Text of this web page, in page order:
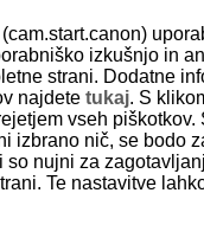
beline
beline
izkušnjo in
strani. Dodatne
najdete tukaj. S
vseh piškotkov.
izbrano nič, se bodo
so nujni za
Te nastavitve